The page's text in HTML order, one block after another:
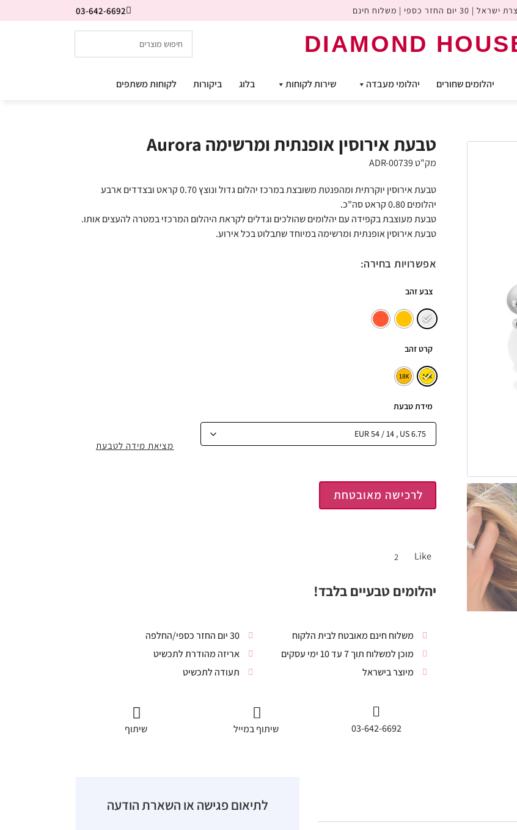
| 30 יום החזר כספי | משלוח חינם 03-642-6692
DIAMOND
יהלומים שחורים יהלומי מעבדה שירות לקוחות בלוג ביקורות לקוחות משתפים
טבעת אירוסין אופנתית ומרשימה Aurora
מק"ט ADR-00739
טבעת אירוסין יוקרתית ומהפנטת משובצת במרכז יהלום גדול ונוצץ 0.70 קראט ובצדדים ארבע
יהלומים 0.80 קראט סה"כ.
טבעת מעוצבת בקפידה עם יהלומים שהולכים וגדלים לקראת היהלום המרכזי במטרה להעצים אותו.
טבעת אירוסין אופנתית ומרשימה במיוחד שתבלוט בכל אירוע.
אפשרויות בחירה:
צבע זהב
קרט זהב
מידת טבעת
לרכישה מאובטחת
Like
2
מציאת מידה לטבעת
יהלומים טבעיים בלבד!
משלוח חינם מאובטח לבית הלקוח
מוכן למשלוח תוך 7 עד 10 ימי עסקים
מיוצר בישראל
30 יום החזר כספי/החלפה
אריזה מהודרת לתכשיט
תעודה לתכשיט
03-642-6692 שיתוף במייל שיתוף
לתיאום פגישה או השארת הודעה